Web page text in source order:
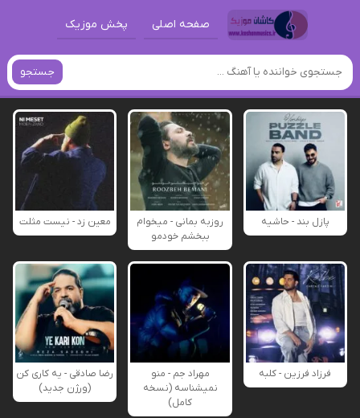
صفحه اصلی پخش موزیک
جستجو
پازل بند - حاشیه
روزبه بمانی - میخوام
ببخشم خودمو
معین زد - نیست مثلت
فرزاد فرزین - کلبه
مهراد جم - منو
نمیشناسه (نسخه
کامل)
رضا صادقی - یه کاری کن
(ورژن جدید)